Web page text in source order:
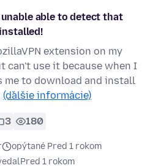
able to detect that
extension on my
can't use it because when I
to download and install
(ďalšie informácie)
3 180
opýtané Pred 1 rokom
Pred 1 rokom